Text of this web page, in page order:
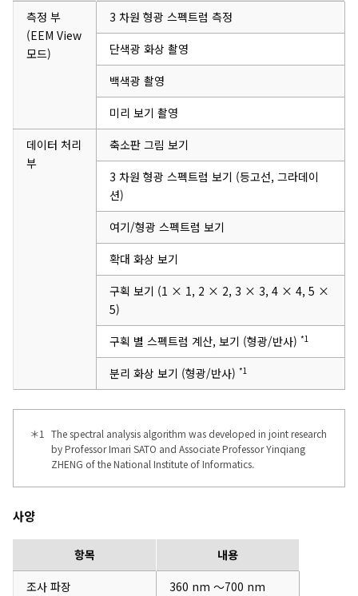
측정 부
(EEM View
모드)
3 차원 형광 스펙트럼 측정
단색광 화상 촬영
백색광 촬영
미리 보기 촬영
데이터 처리
부
축소판 그림 보기
3 차원 형광 스펙트럼 보기 (등고선, 그라데이
션)
여기/형광 스펙트럼 보기
확대 화상 보기
구획 보기 (1 × 1, 2 × 2, 3 × 3, 4 × 4, 5 ×
5)
구획 별 스펙트럼 계산, 보기 (형광/반사) *1
분리 화상 보기 (형광/반사) *1
＊1
The spectral analysis algorithm was developed in joint research
by Professor Imari SATO and Associate Professor Yinqiang
ZHENG of the National Institute of Informatics.
사양
항목
내용
조사 파장
360 nm ～700 nm